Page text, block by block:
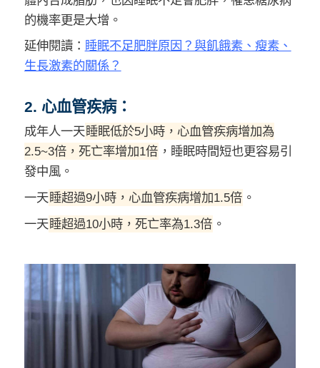
的機率更是大增。
延伸閱讀： 睡眠不足肥胖原因？與飢餓素、瘦素、
生長激素的關係？
2. 心血管疾病：
成年人一天睡眠低於5小時，心血管疾病增加為
2.5~3倍，死亡率增加1倍 ，睡眠時間短也更容易引
發中風。
一天睡超過9小時，心血管疾病增加1.5倍 。
一天睡超過10小時，死亡率為1.3倍 。